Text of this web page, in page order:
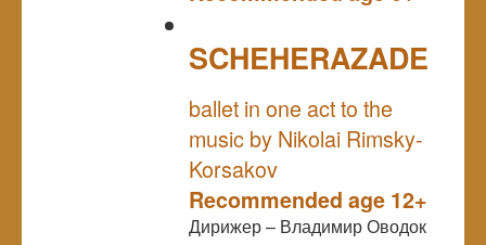
SCHEHERAZADE
ballet in one act to the
music by Nikolai Rimsky-
Korsakov
Recommended age 12+
Дирижер – Владимир Оводок